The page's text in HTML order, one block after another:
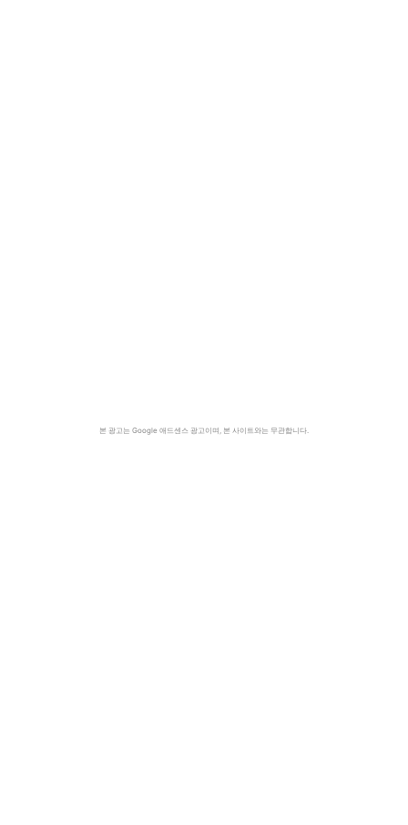
본 광고는 Google 애드센스 광고이며, 본 사이트와는 무관합니다.